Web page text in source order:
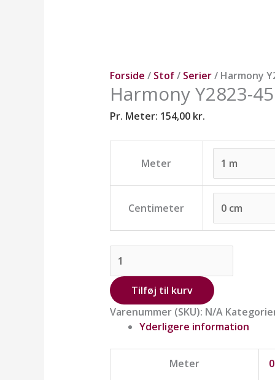
Forside / Stof/ Serier/ Harmony
Harmony Y2823-45
Pr. Meter: 154,00 kr.
Meter
Centimeter
Tilføj til kurv
Varenummer (SKU): N/A
Yderligere information
Meter